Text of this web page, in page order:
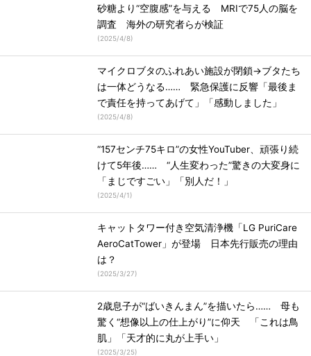
砂糖より“空腹感”を与える MRIで75人の脳を
調査 海外の研究者らが検証
(2025/4/8)
マイクロブタのふれあい施設が閉鎖→ブタたち
は一体どうなる…… 緊急保護に反響「最後ま
で責任を持ってあげて」「感動しました」
(2025/4/8)
“157センチ75キロ”の女性YouTuber、頑張り続
けて5年後…… “人生変わった”驚きの大変身に
「まじですごい」「別人だ！」
(2025/4/1)
キャットタワー付き空気清浄機「LG PuriCare
AeroCatTower」が登場 日本先行販売の理由
は？
(2025/3/27)
2歳息子が“ばいきんまん”を描いたら…… 母も
驚く“想像以上の仕上がり”に仰天 「これは鳥
肌」「天才的に丸が上手い」
(2025/3/25)